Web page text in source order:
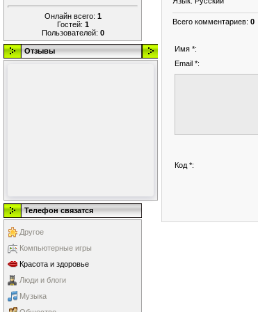
Онлайн всего: 1
Гостей: 1
Пользователей: 0
Отзывы
Телефон связатся
Другое
Компьютерные игры
Красота и здоровье
Люди и блоги
Музыка
Всего комментариев: 0
Имя *:
Email *:
Код *: